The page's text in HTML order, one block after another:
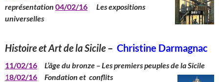
représentation 04/02/16
Les expositions
universelles
Histoire et Art de la Sicile– Christine Darmagnac
11/02/16
L’âge du bronze – Les premiers peuples de la Sicile
18/02/16
Fondation et conflits